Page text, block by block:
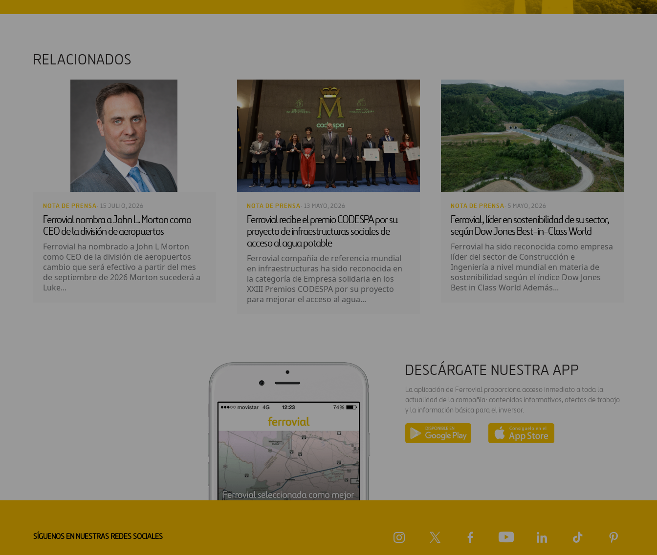
RELACIONADOS
NOTA DE PRENSA· 15 JULIO, 2026
Ferrovial nombra a John L. Morton como
CEO de la división de aeropuertos
Ferrovial ha nombrado a John L Morton
como CEO de la división de aeropuertos
cambio que será efectivo a partir del mes
de septiembre de 2026 Morton sucederá a
Luke...
NOTA DE PRENSA· 13 MAYO, 2026
Ferrovial recibe el premio CODESPA por su
proyecto de infraestructuras sociales de
acceso al agua potable
Ferrovial compañía de referencia mundial
en infraestructuras ha sido reconocida en
la categoría de Empresa solidaria en los
XXIII Premios CODESPA por su proyecto
para mejorar el acceso al agua...
NOTA DE PRENSA· 5 MAYO, 2026
Ferrovial, líder en sostenibilidad de su sector,
según Dow Jones Best-in-Class World
Ferrovial ha sido reconocida como empresa
líder del sector de Construcción e
Ingeniería a nivel mundial en materia de
sostenibilidad según el índice Dow Jones
Best in Class World Además...
DESCÁRGATE NUESTRA APP
La aplicación de Ferrovial proporciona acceso inmediato a toda la
actualidad de la compañía: contenidos informativos, ofertas de trabajo
y la información básica para el inversor.
SÍGUENOS EN NUESTRAS REDES SOCIALES